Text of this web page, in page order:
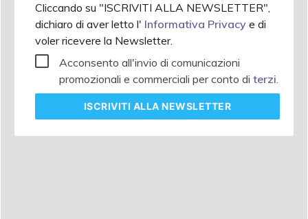
Cliccando su "ISCRIVITI ALLA NEWSLETTER",
dichiaro di aver letto l' Informativa Privacy e di
voler ricevere la Newsletter.
Acconsento all'invio di comunicazioni
promozionali e commerciali per conto di terzi.
ISCRIVITI ALLA NEWSLETTER